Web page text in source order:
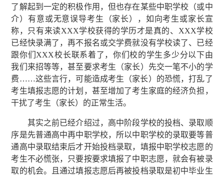
了解起到一定的积极作用，但也存在某些中职学校（或中
介）有意或无意误导考生（家长），如向考生或家长宣
称，只有来读XXX学校获得的学历才是真的、XXX学校
已经快录满了，再不报名或交学费就没有学校读了、已经
跟你们XXX校长联系着了，你们校的学生多少分以下由
我们来招等等，甚至要求考生（家长）先交一笔不小的学
费……这些言行，可能造成考生（家长）的恐慌，打乱了
考生填报志愿的计划，甚至增加了考生家庭的经济负担，
干扰了考生（家长）的正常生活。
其实之前已经介绍过，高中阶段学校的投档、录取顺
序是先普通高中再中职学校，所以中职学校的录取要等普
通高中录取结束后才开始投档录取，填报中职学校志愿的
考生不必慌张，只要按要求填报了中职志愿，就会有被录
取的机会。且通过填报志愿后再被投档录取是初中毕业生